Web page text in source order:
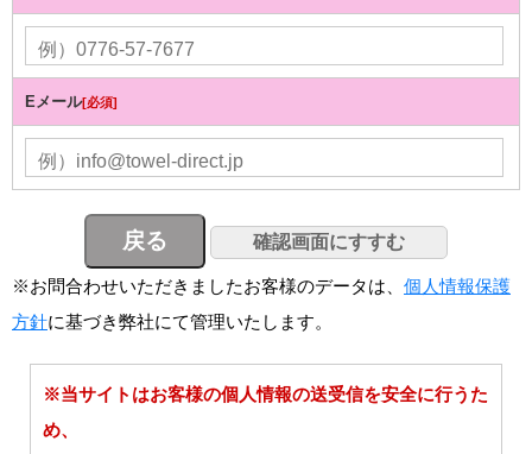
Eメール[必須]
※お問合わせいただきましたお客様のデータは、 個人情報保護
方針に基づき弊社にて管理いたします。
※当サイトはお客様の個人情報の送受信を安全に行うた
め、